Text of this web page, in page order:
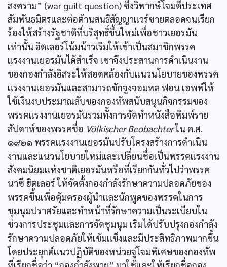
สงคราม” (war guilt question) ซึ่งวิพากษ์โจมตีประเทศ
สัมพันธมิตรและต่อต้านสนธิสัญญาแวร์ซายตลอดจนเรียก
ร้องให้สร้างรัฐชาติที่บริสุทธิ์ขึ้นใหม่เพื่อชาวเยอรมัน
เท่านั้น ฮิตเลอร์โน้มน้าวเริมให้เข้าเป็นสมาชิกพรรค
แรงงานเยอรมันได้สำเร็จ เขาจึงประสานการดำเนินงาน
ของกองกำลังอิสระให้สอดคล้องกับแนวนโยบายของพรรค
แรงงานเยอรมันและสามารถชักจูงจอมพล ฟอน เอพพ์ให้
ใช้เงินงบประมาณลับของกองทัพสนับสนุนกิจกรรมของ
พรรคแรงงานเยอรมันรวมทั้งการจัดทำหนังสือพิมพ์ราย
สัปดาห์ของพรรคชื่อ Völkischer Beobachterใน ค.ศ.
๑๙๒๑ พรรคแรงงานเยอรมันปรับโครงสร้างการดำเนิน
งานและแนวนโยบายใหม่และเปลี่ยนชื่อเป็นพรรคแรงงาน
สังคมนิยมแห่งชาติเยอรมันหรือที่เรียกกันทั่วไปว่าพรรค
นาซี ฮิตเลอร์ ให้จัดตั้งกองกำลังรักษาความปลอดภัยของ
พรรคขึ้นเพื่อคุ้มครองผู้นำและนักพูดของพรรคในการ
ชุมนุมปราศรัยและทำหน้าที่รักษาความเป็นระเบียบใน
ช่วงการประชุมและการจัดชุมนุม เริมได้ปรับปรุงกองกำลัง
รักษาความปลอดภัยให้เข้มแข็งและมีประสิทธิภาพมากขึ้น
โดยประยุกต์แนวปฏิบัติของหน่วยจู่โจมพิเศษของกองทัพ